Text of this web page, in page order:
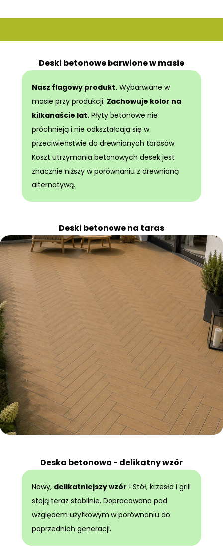
Deski betonowe na taras
Deski betonowe barwione w masie
Nasz flagowy produkt. Wybarwiane w
masie przy produkcji. Zachowuje kolor na
kilkanaście lat. Płyty betonowe nie
próchnieją i nie odkształcają się w
przeciwieństwie do drewnianych tarasów.
Koszt utrzymania betonowych desek jest
znacznie niższy w porównaniu z drewnianą
alternatywą.
Deska betonowa - delikatny wzór
Nowy, delikatniejszy wzór ! Stół, krzesła i grill
stoją teraz stabilnie. Dopracowana pod
względem użytkowym w porównaniu do
poprzednich generacji.